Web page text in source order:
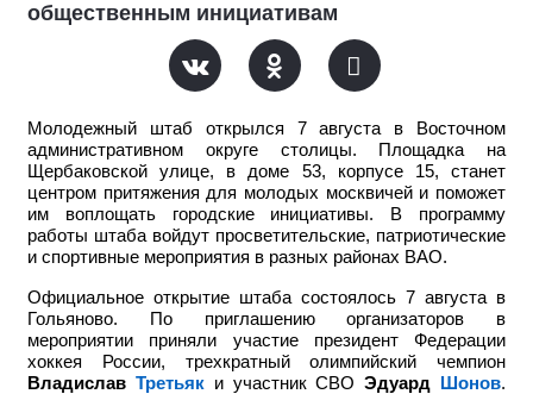
общественным инициативам
Молодежный штаб открылся 7 августа в Восточном
административном округе столицы. Площадка на
Щербаковской улице, в доме 53, корпусе 15, станет
центром притяжения для молодых москвичей и поможет
им воплощать городские инициативы. В программу
работы штаба войдут просветительские, патриотические
и спортивные мероприятия в разных районах ВАО.
Официальное открытие штаба состоялось 7 августа в
Гольяново. По приглашению организаторов в
мероприятии приняли участие
президент Федерации
хоккея России, трехкратный олимпийский чемпион
Владислав Третьяки участник СВО Эдуард Шонов.